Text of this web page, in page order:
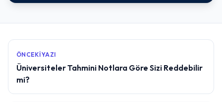
ÖNCEKI YAZI
Üniversiteler Tahmini Notlara Göre Sizi Reddebilir
mi?